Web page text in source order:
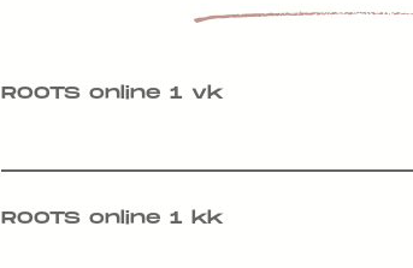
ROOTS online 1 vk
ROOTS online 1 kk